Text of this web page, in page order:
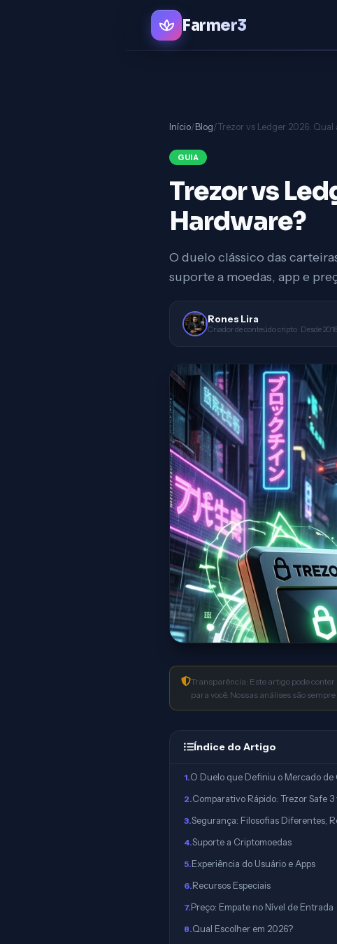
Farmer3
Início/Blog/
GUIA
Trezor vs
Hardware?
O duelo clássico das
suporte a moedas, app e
Rones Lira
Criador de conteúdo cripto · Desde 2018
Transparência: Este artigo pode
para você. Nossas análises são
Índice do Artigo
1.O Duelo que Definiu o Mercado
2.Comparativo Rápido: Trezor Safe 3
3.Segurança: Filosofias Diferentes,
4.Suporte a Criptomoedas
5.Experiência do Usuário e Apps
6.Recursos Especiais
7.Preço: Empate no Nível de Entrada
8.Qual Escolher em 2026?